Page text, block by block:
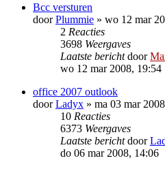
Bcc versturen
doorPlummie » wo 12 mar
2 Reacties
3698 Weergaves
Laatste berichtdoor
wo 12 mar 2008, 19:54
office 2007 outlook
doorLadyx » ma 03 mar
10 Reacties
6373 Weergaves
Laatste berichtdoor
do 06 mar 2008, 14:06